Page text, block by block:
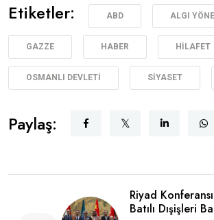
Etiketler: ABD ALGI
GAZZE HABER HILAFET
OSMANLI DEVLETI SIYASET
Paylaş:
Riyad
Batılı Dışişleri